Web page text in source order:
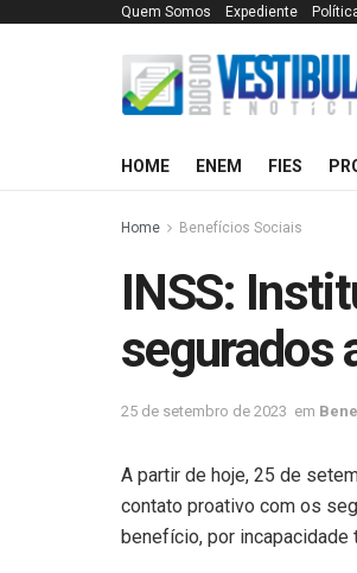
Quem Somos Expediente
HOME ENEM FIES
Home Benefícios Sociais
INSS:
segurados
25 de setembro de 2023 em
A partir de hoje, 25 de
contato proativo com os
benefício, por incapacidade